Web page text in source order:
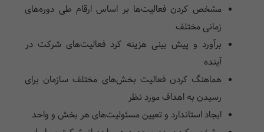
مشخص کردن فعالیت‌ها بر اساس ارقام طی دوره‌های
زمانی مختلف
برآورد و پیش بینی هزینه کرد فعالیت‌های شرکت در
آینده
هماهنگ کردن فعالیت بخش‌های مختلف سازمان برای
رسیدن به اهداف مورد نظر
ایجاد استاندارد و تعیین مسئولیت‌های هر بخش و واحد